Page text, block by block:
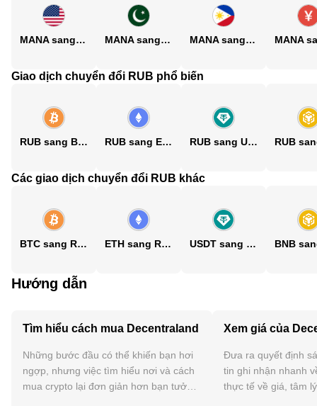
MANA sang USD MANA sang PKR MANA sang PHP
Giao dịch chuyển đổi RUB phổ biến
RUB sang BTC RUB sang ETH RUB sang USDT
Các giao dịch chuyển đổi RUB khác
BTC sang RUB ETH sang RUB USDT sang RUB
Hướng dẫn
Tìm hiểu cách mua Decentraland
Những bước đầu có thể khiến bạn hơi
ngợp, nhưng việc tìm hiểu nơi và cách
mua crypto lại đơn giản hơn bạn tưởng.
Xem giá của
Đưa ra quyết định
tin ghi nhận nhanh
thực tế về giá, tâm